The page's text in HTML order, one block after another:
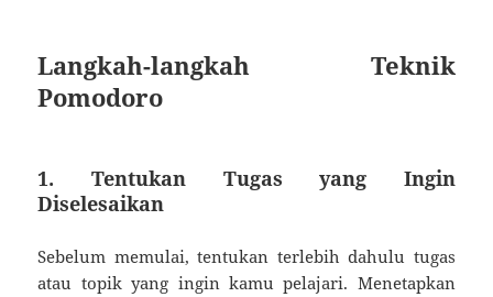
Langkah-langkah Teknik
Pomodoro
1. Tentukan Tugas yang Ingin
Diselesaikan
Sebelum memulai, tentukan terlebih dahulu tugas
atau topik yang ingin kamu pelajari. Menetapkan